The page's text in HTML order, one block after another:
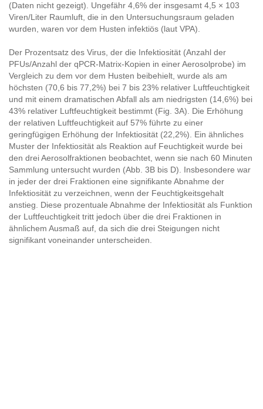
(Daten nicht gezeigt). Ungefähr 4,6% der insgesamt 4,5 × 103
Viren/Liter Raumluft, die in den Untersuchungsraum geladen
wurden, waren vor dem Husten infektiös (laut VPA).
Der Prozentsatz des Virus, der die Infektiosität (Anzahl der
PFUs/Anzahl der qPCR-Matrix-Kopien in einer Aerosolprobe) im
Vergleich zu dem vor dem Husten beibehielt, wurde als am
höchsten (70,6 bis 77,2%) bei 7 bis 23% relativer Luftfeuchtigkeit
und mit einem dramatischen Abfall als am niedrigsten (14,6%) bei
43% relativer Luftfeuchtigkeit bestimmt (Fig. 3A). Die Erhöhung
der relativen Luftfeuchtigkeit auf 57% führte zu einer
geringfügigen Erhöhung der Infektiosität (22,2%). Ein ähnliches
Muster der Infektiosität als Reaktion auf Feuchtigkeit wurde bei
den drei Aerosolfraktionen beobachtet, wenn sie nach 60 Minuten
Sammlung untersucht wurden (Abb. 3B bis D). Insbesondere war
in jeder der drei Fraktionen eine signifikante Abnahme der
Infektiosität zu verzeichnen, wenn der Feuchtigkeitsgehalt
anstieg. Diese prozentuale Abnahme der Infektiosität als Funktion
der Luftfeuchtigkeit tritt jedoch über die drei Fraktionen in
ähnlichem Ausmaß auf, da sich die drei Steigungen nicht
signifikant voneinander unterscheiden.